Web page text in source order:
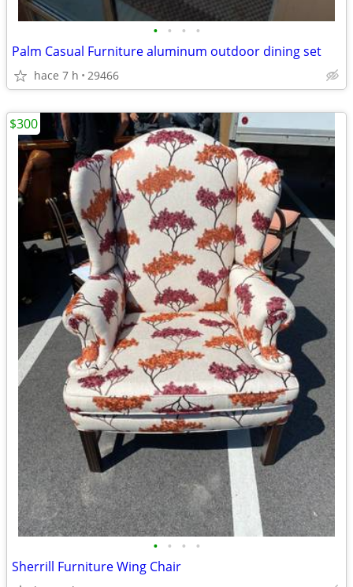
• • • •
Palm Casual Furniture aluminum outdoor dining set
hace 7 h 29466
• • • •
Sherrill Furniture Wing Chair
$300